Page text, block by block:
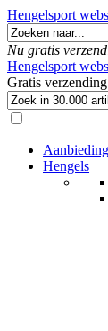
Hengelsport
Nu gratis
Hengelsport
Gratis
Hengels